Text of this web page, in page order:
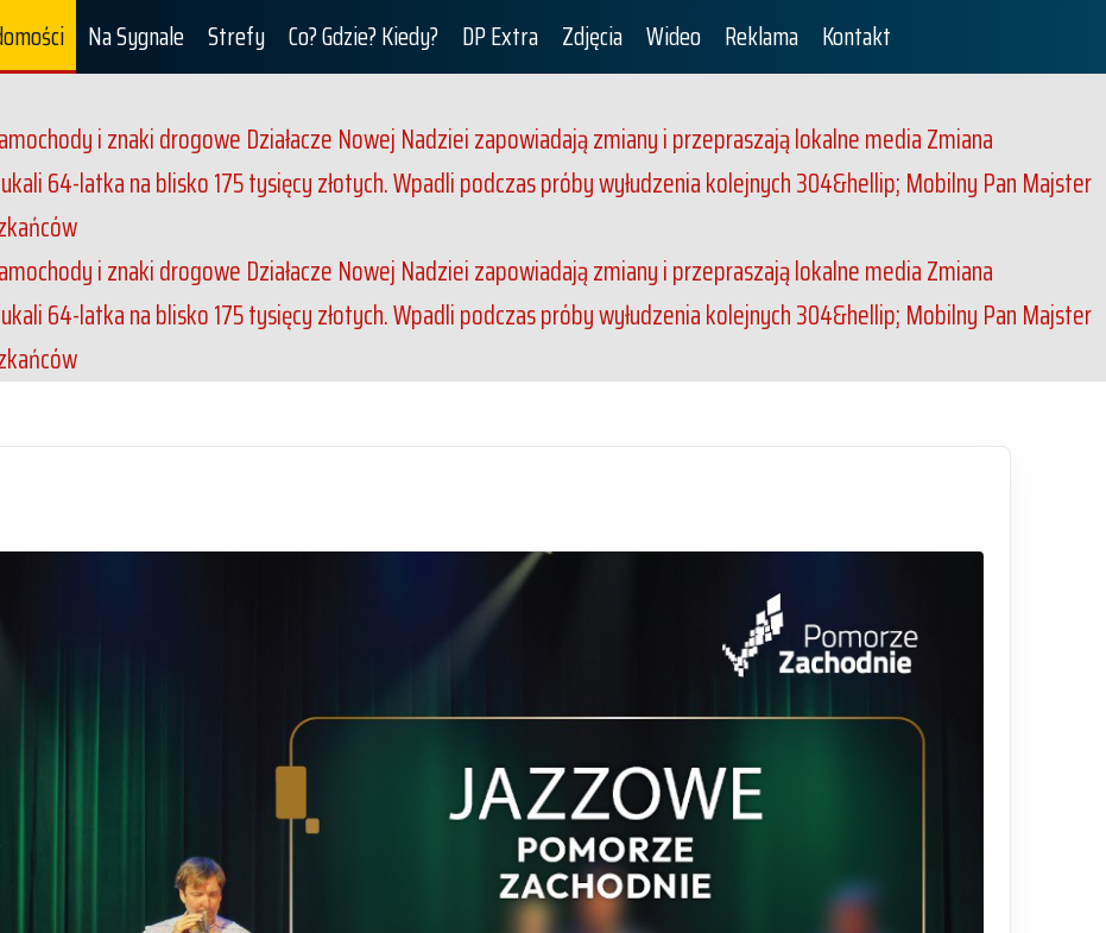
Na Sygnale Strefy Co? Gdzie? Kiedy? DP Extra Zdjęcia Wideo Reklama Kontakt
i znaki drogowe Działacze Nowej Nadziei zapowiadają zmiany i przepraszają lokalne mediaZmiana
64-latka na blisko 175 tysięcy złotych. Wpadli podczas próby wyłudzenia kolejnych 304&hellip; Mobilny Pan Majster
i znaki drogowe Działacze Nowej Nadziei zapowiadają zmiany i przepraszają lokalne mediaZmiana
64-latka na blisko 175 tysięcy złotych. Wpadli podczas próby wyłudzenia kolejnych 304&hellip; Mobilny Pan Majster